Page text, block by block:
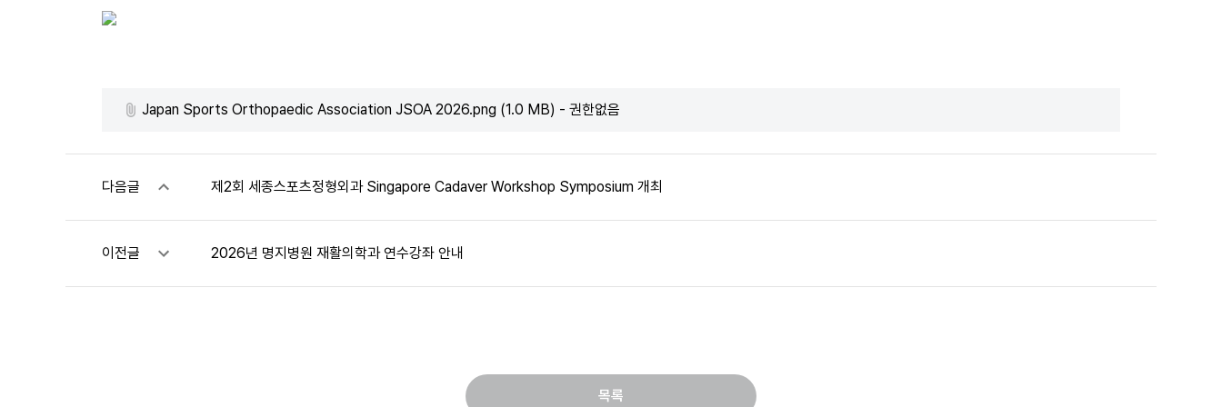
Japan Sports Orthopaedic Association JSOA 2026.png (1.0 MB) - 권한없음
다음글 제2회 세종스포츠정형외과 Singapore Cadaver Workshop Symposium 개최
이전글 2026년 명지병원 재활의학과 연수강좌 안내
목록